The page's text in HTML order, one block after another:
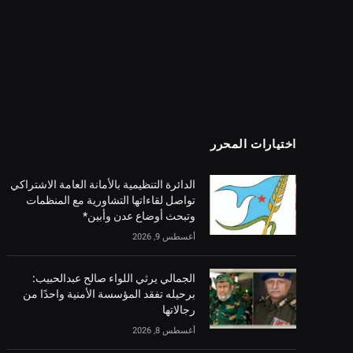
اختيارات المحرر
الدائرة التنظيمية بالأمانة العامة الاشتراكي
تواصل لقاءاتها التشاورية مع المنظمات
وتبحث أوضاع عدن وأبين*
أغسطس 9, 2026
الجمالي يرثي اللواء صالح عبدالحبيب:
برحيله تفقد المؤسسة الأمنية واحدًا من
رجالاتها
أغسطس 8, 2026